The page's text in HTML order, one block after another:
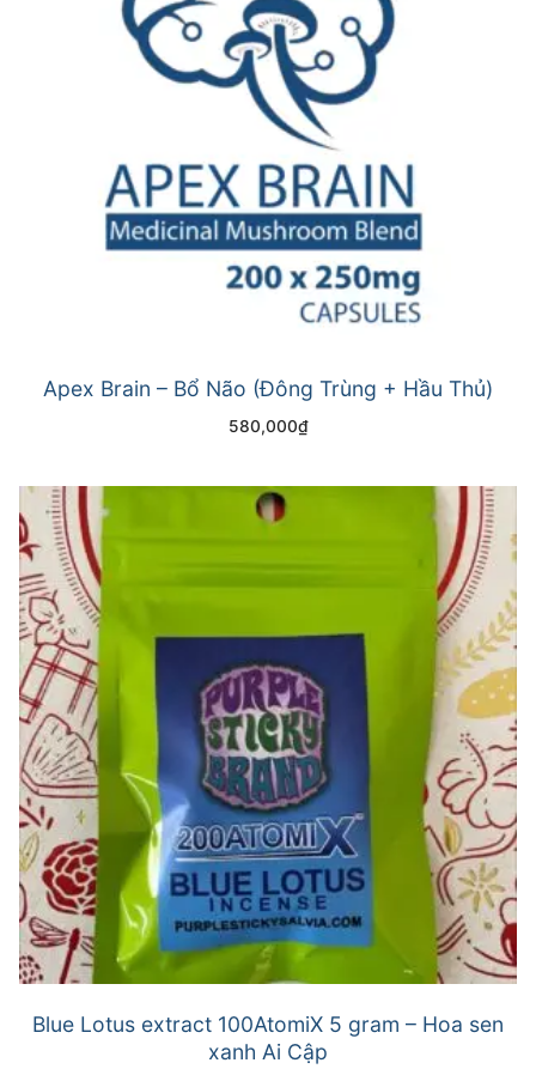
Apex Brain – Bổ Não (Đông Trùng + Hầu Thủ)
580,000₫
Blue Lotus extract 100AtomiX 5 gram – Hoa sen
xanh Ai Cập